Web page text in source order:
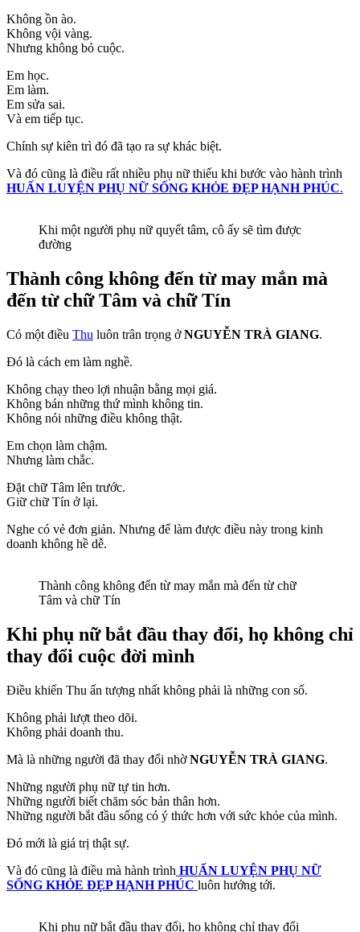
Không ồn ào.
Không vội vàng.
Nhưng không bỏ cuộc.
Em học.
Em làm.
Em sửa sai.
Và em tiếp tục.
Chính sự kiên trì đó đã tạo ra sự khác biệt.
Và đó cũng là điều rất nhiều phụ nữ thiếu khi bước vào hành trình
HUẤN LUYỆN PHỤ NỮ SỐNG KHỎE ĐẸP HẠNH PHÚC.
Khi một người phụ nữ quyết tâm, cô ấy sẽ tìm được
đường
Thành công không đến từ may mắn mà
đến từ chữ Tâm và chữ Tín
Có một điều Thu luôn trân trọng ởNGUYỄN TRÀ GIANG.
Đó là cách em làm nghề.
Không chạy theo lợi nhuận bằng mọi giá.
Không bán những thứ mình không tin.
Không nói những điều không thật.
Em chọn làm chậm.
Nhưng làm chắc.
Đặt chữ Tâm lên trước.
Giữ chữ Tín ở lại.
Nghe có vẻ đơn giản. Nhưng để làm được điều này trong kinh
doanh không hề dễ.
Thành công không đến từ may mắn mà đến từ chữ
Tâm và chữ Tín
Khi phụ nữ bắt đầu thay đổi, họ không chỉ
thay đổi cuộc đời mình
Điều khiến Thu ấn tượng nhất không phải là những con số.
Không phải lượt theo dõi.
Không phải doanh thu.
Mà là những người đã thay đổi nhờNGUYỄN TRÀ GIANG.
Những người phụ nữ tự tin hơn.
Những người biết chăm sóc bản thân hơn.
Những người bắt đầu sống có ý thức hơn với sức khỏe của mình.
Đó mới là giá trị thật sự.
Và đó cũng là điều mà hành trình HUẤN LUYỆN PHỤ NỮ
SỐNG KHỎE ĐẸP HẠNH PHÚC luôn hướng tới.
Khi phụ nữ bắt đầu thay đổi, họ không chỉ thay đổi